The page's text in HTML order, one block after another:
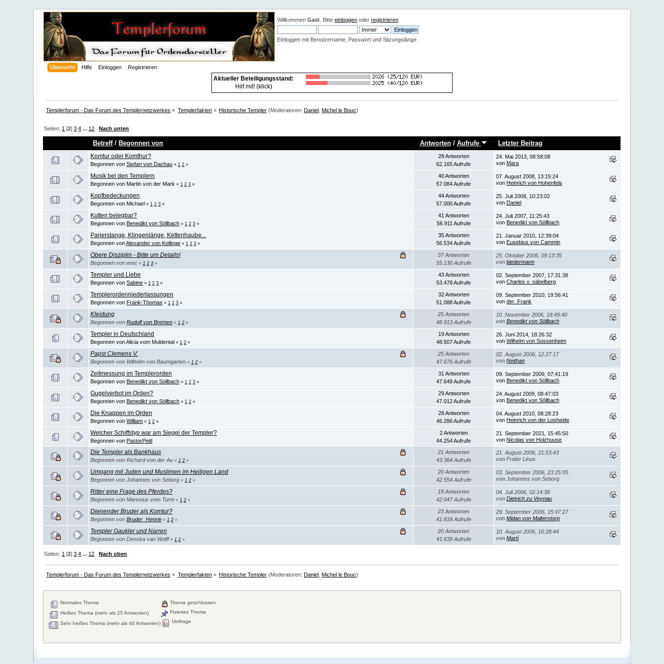
WillkommenGast . Bitteeinloggen oderregistrieren
Einloggen mit Benutzername, Passwort und Sitzungslänge
Übersicht Hilfe Einloggen Registrieren
Aktueller Beteiligungsstand:
Hilf mit! (klick)
Templerforum - Das Forum des Templernetzwerkes » Templerfakten» Historische Templer (Moderatoren: Daniel Michel le Bouc)
Seiten: 1 [2]3 4 ... 12 Nach unten
Betreff/ Begonnen von Antworten/ Aufrufe Letzter Beitrag
Komtur oder Komthur?
Begonnen vonStefan von Dachau «1 2 »
28 Antworten
62.165 Aufrufe
24. Mai 2013, 08:58:08
vonMara
Musik bei den Templern
Begonnen von Martin von der Mark«1 2 3 »
40 Antworten
57.084 Aufrufe
07. August 2008, 13:15:24
vonHeinrich von Hohenfels
Kopfbedeckungen
Begonnen von Michael«1 2 3 »
44 Antworten
57.000 Aufrufe
25. Juli 2008, 10:23:02
vonDaniel
Kutten belegbar?
Begonnen vonBenedikt von Söllbach «1 2 3 »
41 Antworten
56.911 Aufrufe
24. Juli 2007, 11:25:43
vonBenedikt von Söllbach
Parierstange, Klingenlänge, Kettenhaube...
Begonnen vonAlexander von Kollinge «1 2 3 »
35 Antworten
56.534 Aufrufe
21. Januar 2010, 12:39:04
vonEusebius von Cammin
Obere Disziplin - Bitte um Details!
Begonnen von erec«1 2 3 »
37 Antworten
55.130 Aufrufe
25. Oktober 2006, 09:13:35
vonbiedermann
Templer und Liebe
Begonnen vonSabine «1 2 3 »
43 Antworten
53.478 Aufrufe
02. September 2007, 17:31:38
vonCharles v. säbelberg
Templerordenniederlassungen
Begonnen vonFrank-Thomas «1 2 3 »
32 Antworten
51.088 Aufrufe
09. September 2010, 19:56:41
vonder_Frank
Kleidung
Begonnen vonRudolf von Bremen «1 2 »
25 Antworten
48.913 Aufrufe
10. November 2006, 18:49:40
vonBenedikt von Söllbach
Templer in Deutschland
Begonnen von Alicia vom Muldental«1 2 »
19 Antworten
48.507 Aufrufe
26. Juni 2014, 18:26:32
vonWilhelm von Sossenheim
Papst Clemens V.
Begonnen von Wilhelm von Baumgarten«1 2 »
25 Antworten
47.676 Aufrufe
02. August 2006, 12:27:17
vonNeithan
Zeitmessung im Templerorden
Begonnen vonBenedikt von Söllbach «1 2 3 »
31 Antworten
47.649 Aufrufe
09. September 2009, 07:41:19
vonBenedikt von Söllbach
Gugelverbot im Orden?
Begonnen vonBenedikt von Söllbach «1 2 »
29 Antworten
47.012 Aufrufe
24. August 2009, 08:47:03
vonBenedikt von Söllbach
Die Knappen im Orden
Begonnen vonWilliam «1 2 »
28 Antworten
46.286 Aufrufe
04. August 2010, 08:28:23
vonHeinrich von der Losheide
Welcher Schiffstyp war am Siegel der Templer?
Begonnen vonPastorPeitl
2 Antworten
44.254 Aufrufe
21. September 2021, 15:45:50
vonNicolas von Holzhuuse
Die Templer als Bankhaus
Begonnen von Richard von der Au«1 2 »
21 Antworten
43.364 Aufrufe
21. August 2006, 21:53:43
von Frater Linus
Umgang mit Juden und Muslimen im Heiligen Land
Begonnen von Johannes von Seborg«1 2 »
20 Antworten
42.554 Aufrufe
03. September 2006, 23:25:05
von Johannes von Seborg
Ritter eine Frage des Pferdes?
Begonnen von Maresius vom Turm«1 2 »
19 Antworten
42.047 Aufrufe
04. Juli 2006, 02:14:38
vonDietrich zu Veynau
Dienender Bruder als Komtur?
Begonnen vonBruder_Henrie «1 2 »
23 Antworten
41.818 Aufrufe
29. September 2006, 15:47:27
vonMidan von Malterstorp
Templer Gaukler und Narren
Begonnen von Denska van Wolff«1 2 »
20 Antworten
41.639 Aufrufe
10. August 2006, 16:28:44
vonMartí
Seiten: 1 [2]3 4 ... 12 Nach oben
Templerforum - Das Forum des Templernetzwerkes » Templerfakten» Historische Templer (Moderatoren:Daniel ,Michel le Bouc)
Normales Thema
Heißes Thema (mehr als 25 Antworten)
Sehr heißes Thema (mehr als 40 Antworten)
Thema geschlossen
Fixiertes Thema
Umfrage